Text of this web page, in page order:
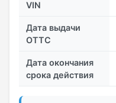
VIN
Дата выдачи
ОТТС
Дата окончания
срока действия